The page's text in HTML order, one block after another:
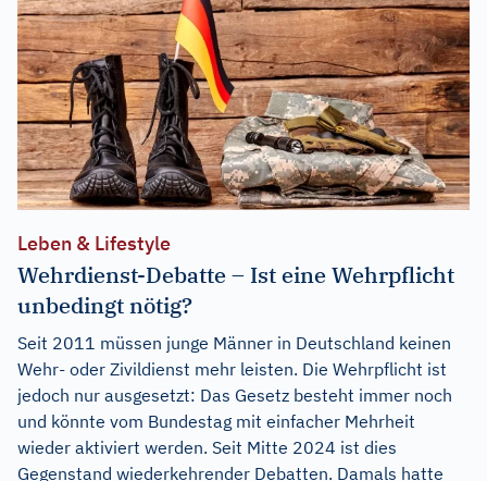
Leben & Lifestyle
Wehrdienst-Debatte – Ist eine Wehrpflicht
unbedingt nötig?
Seit 2011 müssen junge Männer in Deutschland keinen
Wehr- oder Zivildienst mehr leisten. Die Wehrpflicht ist
jedoch nur ausgesetzt: Das Gesetz besteht immer noch
und könnte vom Bundestag mit einfacher Mehrheit
wieder aktiviert werden. Seit Mitte 2024 ist dies
Gegenstand wiederkehrender Debatten. Damals hatte